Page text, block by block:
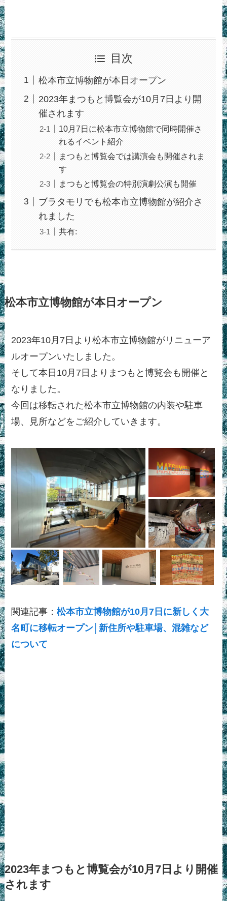
目次
松本市立博物館が本日オープン
2023年まつもと博覧会が10月7日より開
催されます
10月7日に松本市立博物館で同時開催さ
れるイベント紹介
まつもと博覧会では講演会も開催されま
す
まつもと博覧会の特別演劇公演も開催
ブラタモリでも松本市立博物館が紹介さ
れました
共有:
松本市立博物館が本日オープン
2023年10月7日より松本市立博物館がリニューア
ルオープンいたしました。
そして本日10月7日よりまつもと博覧会も開催と
なりました。
今回は移転された松本市立博物館の内装や駐車
場、見所などをご紹介していきます。
関連記事：松本市立博物館が10月7日に新しく大
名町に移転オープン│新住所や駐車場、混雑など
について
2023年まつもと博覧会が10月7日より開催
されます